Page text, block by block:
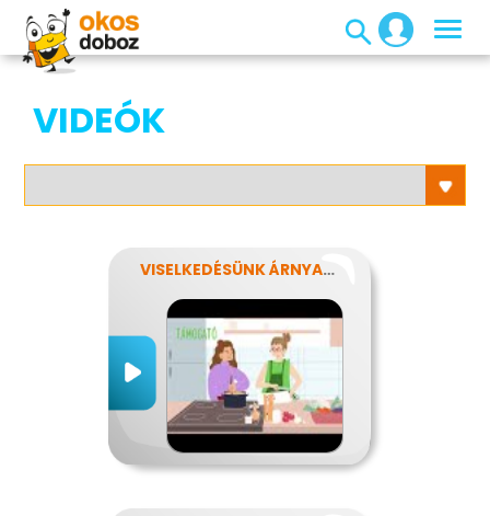
VIDEÓK
VISELKEDÉSÜNK ÁRNYALATAI